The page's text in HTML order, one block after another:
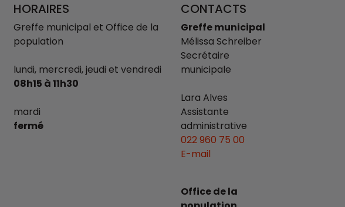
HORAIRES
Greffe municipal et Office de la
population
lundi, mercredi, jeudi et vendredi
08h15 à 11h30
mardi
fermé
CONTACTS
Greffe municipal
Mélissa Schreiber
Secrétaire
municipale
Lara Alves
Assistante
administrative
022 960 75 00
E-mail
Office de la